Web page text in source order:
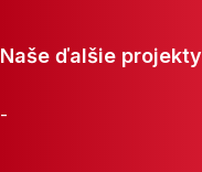
Naše ďalšie projekty
-